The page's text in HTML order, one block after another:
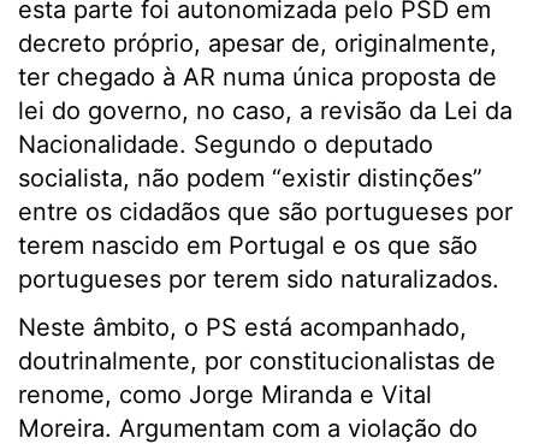
esta parte foi autonomizada pelo PSD em
decreto próprio, apesar de, originalmente,
ter chegado à AR numa única proposta de
lei do governo, no caso, a revisão da Lei da
Nacionalidade. Segundo o deputado
socialista, não podem “existir distinções”
entre os cidadãos que são portugueses por
terem nascido em Portugal e os que são
portugueses por terem sido naturalizados.
Neste âmbito, o PS está acompanhado,
doutrinalmente, por constitucionalistas de
renome, como Jorge Miranda e Vital
Moreira. Argumentam com a violação do